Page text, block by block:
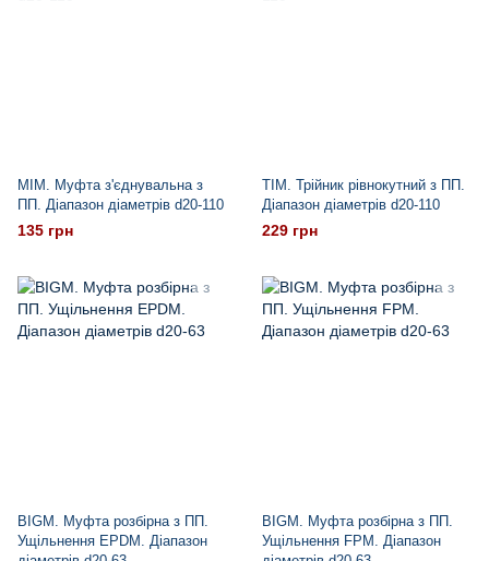
MIM. Муфта з'єднувальна з
ПП. Діапазон діаметрів d20-110
135 грн
TIM. Трійник рівнокутний з ПП.
Діапазон діаметрів d20-110
229 грн
BIGM. Муфта розбірна з ПП.
Ущільнення EPDM. Діапазон
BIGM. Муфта розбірна з ПП.
Ущільнення FPM. Діапазон